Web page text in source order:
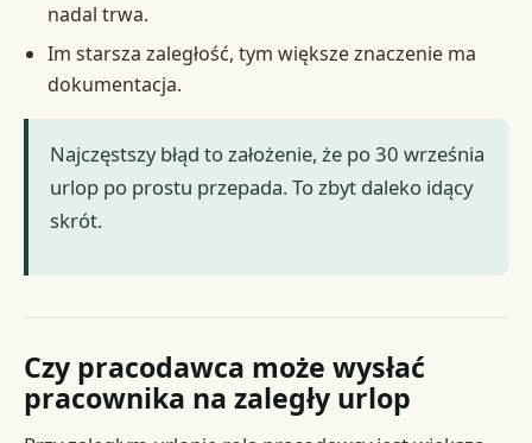
nadal trwa.
Im starsza zaległość, tym większe znaczenie ma
dokumentacja.
Najczęstszy błąd to założenie, że po 30 września
urlop po prostu przepada. To zbyt daleko idący
skrót.
Czy pracodawca może wysłać
pracownika na zaległy urlop